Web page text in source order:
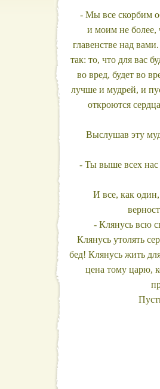
- Мы все скорбим
и моим не
главенстве над
так: то, что для вас
во вред, будет во
лучше и мудрей, и
откроются
Выслушав эту
- Ты выше всех
И все, как
- Клянусь всю
Клянусь утолять
бед! Клянусь жить
цена тому царю,